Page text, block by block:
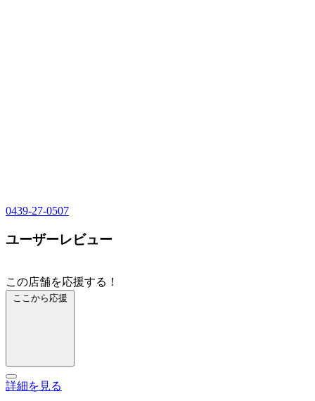
0439-27-0507
ユーザーレビュー
この店舗を応援する！
ここから応援
詳細を見る